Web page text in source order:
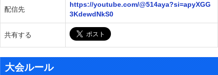
配信先
https://youtube.com/@514aya?si=apyXGG
3KdewdNkS0
共有する
大会ルール